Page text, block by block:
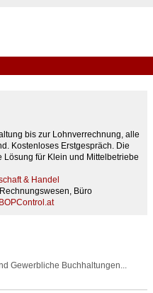
bis zur Lohnverrechnung, alle
Kostenloses Erstgespräch. Die
Lösung für Klein und Mittelbetriebe
& Handel
Büro
Gewerbliche Buchhaltungen...